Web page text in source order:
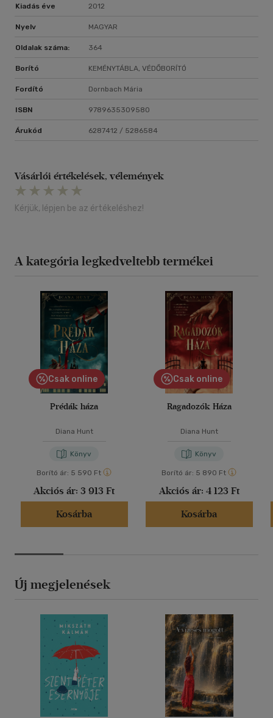
Kiadás éve 2012
Nyelv MAGYAR
Oldalak száma: 364
Borító KEMÉNYTÁBLA, VÉDŐBORÍTÓ
Fordító Dornbach Mária
ISBN 9789635309580
Árukód 6287412 / 5286584
Vásárlói értékelések, vélemények
Kérjük, lépjen be az értékeléshez!
A kategória legkedveltebb termékei
Csak online
Prédák háza
Diana Hunt
Könyv
Borító ár: 5 590 Ft
Akciós ár: 3 913 Ft
Kosárba
Csak online
Ragadozók Háza
Diana Hunt
Könyv
Borító ár: 5 890 Ft
Akciós ár: 4 123 Ft
Kosárba
Új megjelenések